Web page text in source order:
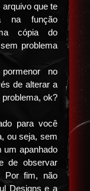
que te
na função
cópia do
problema
no
de alterar a
ok?
para você
ou seja, sem
um apanhado
de observar
Por fim, não
Designs e a